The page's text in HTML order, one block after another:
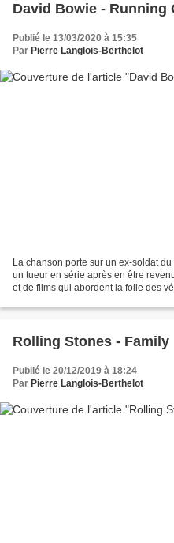
David Bowie - Running
Publié le 13/03/2020 à 15:35
Par Pierre Langlois-Berthelot
La chanson porte sur un ex-soldat
un tueur en série après en être
et de films qui abordent la folie des
Rolling Stones - Family
Publié le 20/12/2019 à 18:24
Par Pierre Langlois-Berthelot